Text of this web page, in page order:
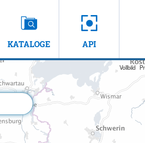
KATALOGE API